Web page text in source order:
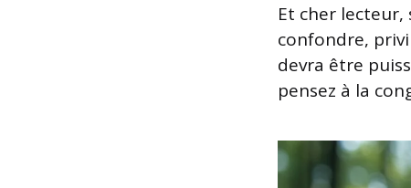
Et cher
confondre,
devra être
pensez à la